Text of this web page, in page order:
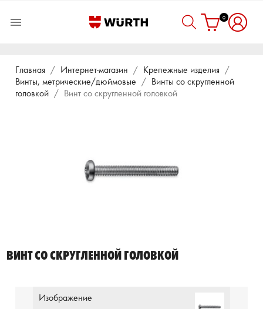
 0
Главная Интернет-магазин
Крепежные изделия
Винты, метрические/дюймовые
Винты со скругленной
головкой
Винт со скругленной головкой
ВИНТ СО СКРУГЛЕННОЙ ГОЛОВКОЙ
Изображение